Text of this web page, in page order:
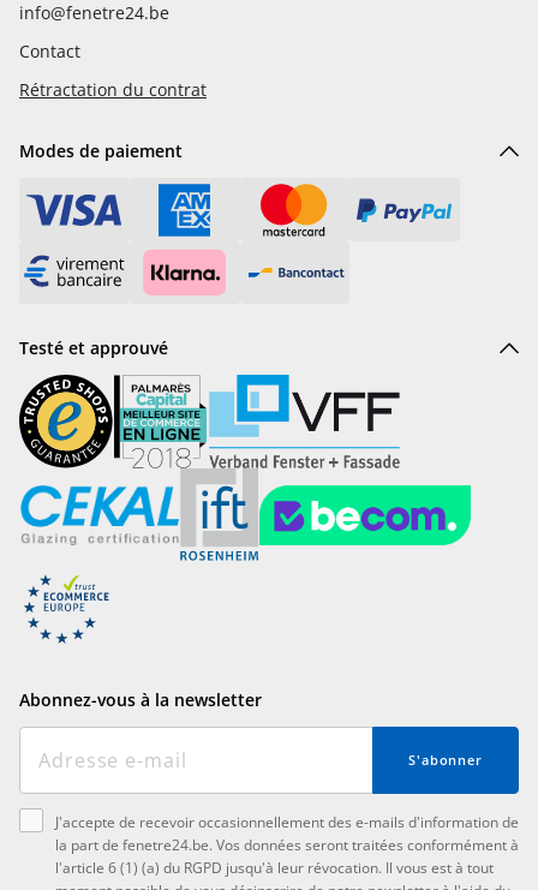
info@fenetre24.be
Contact
Rétractation du contrat
Modes de paiement
Testé et approuvé
Abonnez-vous à la newsletter
S'abonner
J'accepte de recevoir occasionnellement des e-mails d'information de
la part de fenetre24.be. Vos données seront traitées conformément à
l'article 6 (1) (a) du RGPD jusqu'à leur révocation. Il vous est à tout